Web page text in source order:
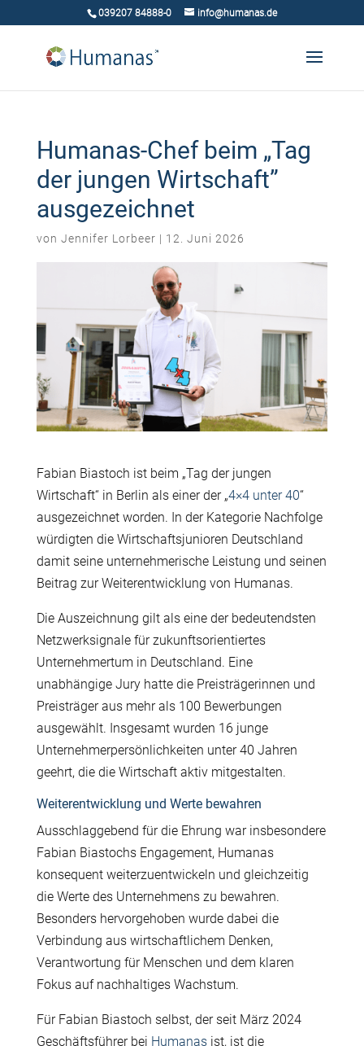
039207 84888-0 info@humanas.de
Humanas-Chef beim „Tag
der jungen Wirtschaft”
ausgezeichnet
von Jennifer Lorbeer | 12. Juni 2026
Fabian Biastoch ist beim „Tag der jungen
Wirtschaft“ in Berlin als einer der „4×4 unter 40“
ausgezeichnet worden. In der Kategorie Nachfolge
würdigten die Wirtschaftsjunioren Deutschland
damit seine unternehmerische Leistung und seinen
Beitrag zur Weiterentwicklung von Humanas.
Die Auszeichnung gilt als eine der bedeutendsten
Netzwerksignale für zukunftsorientiertes
Unternehmertum in Deutschland. Eine
unabhängige Jury hatte die Preisträgerinnen und
Preisträger aus mehr als 100 Bewerbungen
ausgewählt. Insgesamt wurden 16 junge
Unternehmerpersönlichkeiten unter 40 Jahren
geehrt, die die Wirtschaft aktiv mitgestalten.
Weiterentwicklung und Werte bewahren
Ausschlaggebend für die Ehrung war insbesondere
Fabian Biastochs Engagement, Humanas
konsequent weiterzuentwickeln und gleichzeitig
die Werte des Unternehmens zu bewahren.
Besonders hervorgehoben wurde dabei die
Verbindung aus wirtschaftlichem Denken,
Verantwortung für Menschen und dem klaren
Fokus auf nachhaltiges Wachstum.
Für Fabian Biastoch selbst, der seit März 2024
Geschäftsführer bei Humanasist, ist die